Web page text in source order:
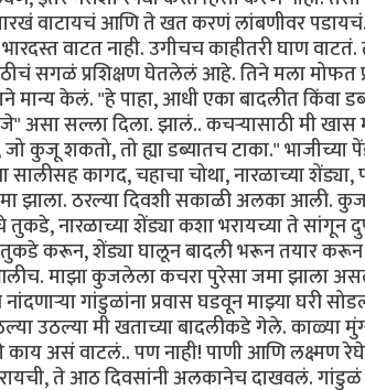
वाटायचं आणि ते खत करणं लांबणीवर
वाटत नाही. उगीचच काहीतरी घाण
सगळं प्रशिक्षण घेतलेलं आहे. तिने मला मोफत
केलं. "हे पाहा, आधी एका बादलीत किंवा
सल्ला दिला. झालं.. कचऱ्यासाठी मी खास
शकतो, तो ह्या डब्यातच टाका." भाजीच्या
कागद, चहाचा चोथा, नारळाच्या
झाला. ठरल्या दिवशी सकाळी अलका आली.
तुकडे, नारळाच्या शेंड्या कशा भरायच्या ते
तुकडे करून, शेंड्या घालून बादली भरून तयार
माझा कुजलेला कचरा पुरेसा जमा झाला
गांडुळांना प्रवास घडवून माझ्या घरी
उठल्या मी खताच्या बादलीकडे गेले. काळ्या
काय असं वाटलं.. पण नाही! पाणी आणि लक्ष्मण
ते आठ दिवसांनी अलकानेच दाखवलं.